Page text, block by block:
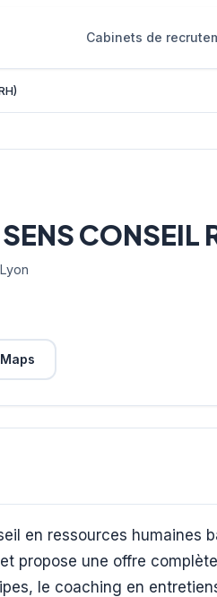
Cabinets de
CONSEIL
en ressources humaines
propose une offre
le coaching en